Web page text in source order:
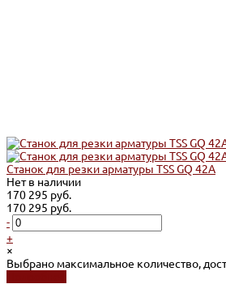
Станок для резки арматуры TSS GQ 42A
Нет в наличии
170 295 руб.
170 295 руб.
-
+
×
Выбрано максимальное количество,